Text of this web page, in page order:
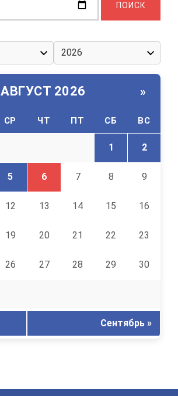
АВГУСТ 2026 »
СР ЧТ ПТ СБ ВС
1 2
5 6 7 8 9
12 13 14 15 16
19 20 21 22 23
26 27 28 29 30
Сентябрь »